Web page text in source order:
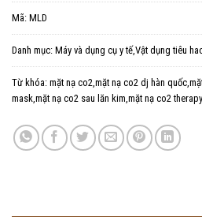
Mã: MLD
Danh mục: Máy và dụng cụ y tế,Vật dụng tiêu
Từ khóa: mặt nạ co2,mặt nạ co2 dj hàn
mask,mặt nạ co2 sau lăn kim,mặt nạ co2